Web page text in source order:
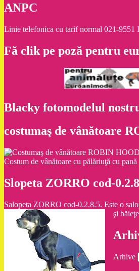
ANPC
Linie telefonica cu tarif normal 021-
Fă clik pe poză pentru
Blacky fotomodelul
costumaş de vânătoare
Costum de vânătoare cu pălăriuţă cu
Slopeta ZORRO cod-
Salopeta ZORRO cod-0.2.8.5. Este o
şi
Arhive